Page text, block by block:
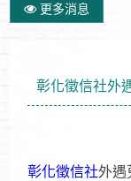
更多消息
彰化徵信社外
彰化徵信社外遇